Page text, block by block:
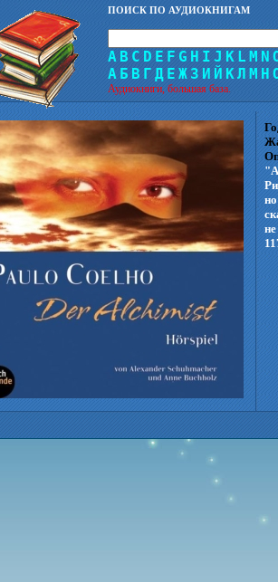
ПОИСК ПО АУДИОКНИГАМ
A B C D E F G H I J K L M N
А Б В Г Д Е Ж З И Й КЛ М Н
Аудиокниги, большая база.